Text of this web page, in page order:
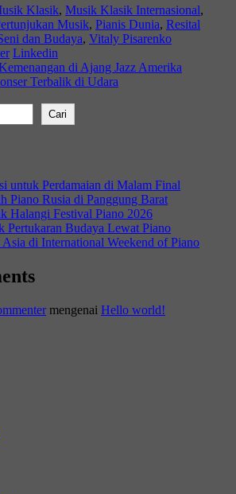
Klasik, Musik Klasik Internasional,
Musik, Pianis Dunia, Resital
dan Budaya, Vitaly Pisarenko
Linkedin
di Ajang Jazz Amerika
Terbalik di Udara
Cari
untuk Perdamaian di Malam Final
Piano Rusia di Panggung Barat
Halangi Festival Piano 2026
Pertukaran Budaya Lewat Piano
di International Weekend of Piano
mengenai Hello world!